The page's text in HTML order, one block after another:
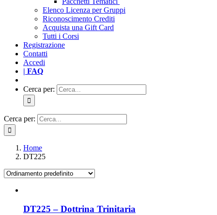
Elenco Licenza per Gruppi
Riconoscimento Crediti
Acquista una Gift Card
Tutti i Corsi
Registrazione
Contatti
Accedi
| FAQ
Cerca per:
Cerca per:
Home
DT225
DT225 – Dottrina Trinitaria